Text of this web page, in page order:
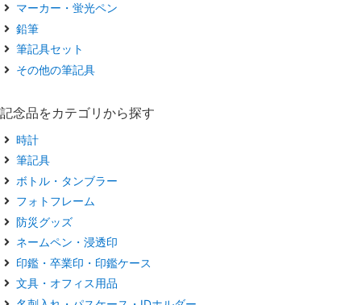
マーカー・蛍光ペン
鉛筆
筆記具セット
その他の筆記具
記念品をカテゴリから探す
時計
筆記具
ボトル・タンブラー
フォトフレーム
防災グッズ
ネームペン・浸透印
印鑑・卒業印・印鑑ケース
文具・オフィス用品